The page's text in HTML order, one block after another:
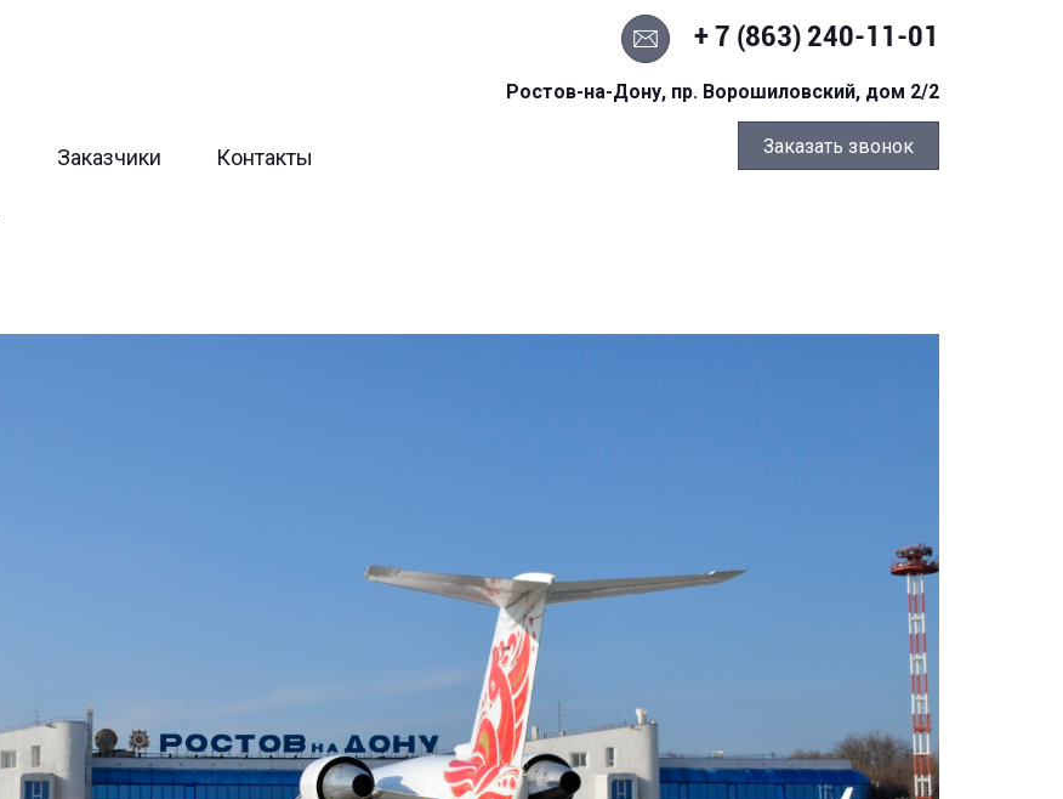
+ 7 (863) 240-11-01
Ростов-на-Дону, пр. Ворошиловский, дом 2/2
Заказать звонок
Заказчики Контакты